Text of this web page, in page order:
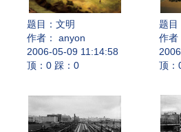
题目： 文明
作者： anyon
2006-05-09 11:14:58
顶：0 踩：0
题目
作者
顶：